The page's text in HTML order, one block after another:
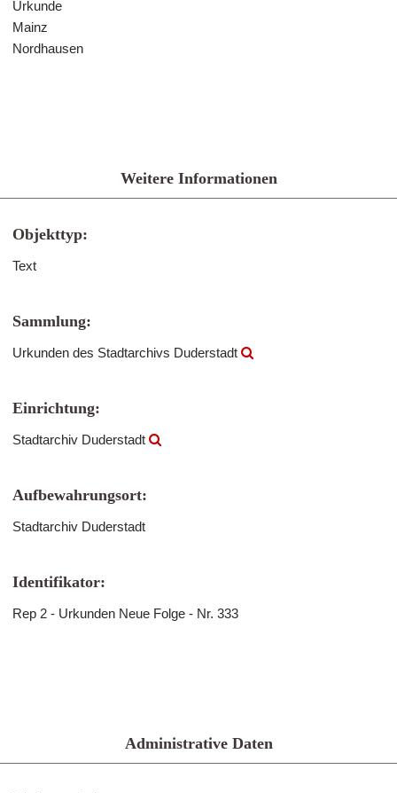
Urkunde
Mainz
Nordhausen
Weitere Informationen
Objekttyp:
Text
Sammlung:
Urkunden des Stadtarchivs Duderstadt
Einrichtung:
Stadtarchiv Duderstadt
Aufbewahrungsort:
Stadtarchiv Duderstadt
Identifikator:
Rep 2 - Urkunden Neue Folge - Nr. 333
Administrative Daten